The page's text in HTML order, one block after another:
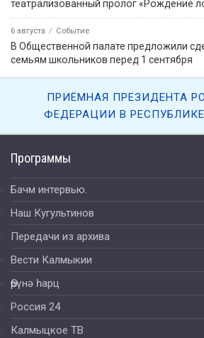
Программы
Бачм интервью.
Наш Кугультинов
Передачи из архива
Вести Калмыкии
Өрүнә һарц
Россия 24
Калмыцкое ТВ
театрализованный пролог «Рождение
6 августа Событие
В Общественной палате предложили
семьям школьников перед 1 сентября
ПРИЁМНАЯ ПРЕЗИДЕНТА
ФЕДЕРАЦИИ В